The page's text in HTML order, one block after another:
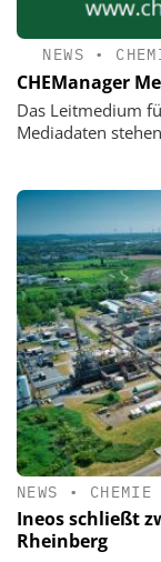
NEWS •
CHEManager
Das Leitmedium
Mediadaten
NEWS • CHEMIE
Ineos schließt
Rheinberg